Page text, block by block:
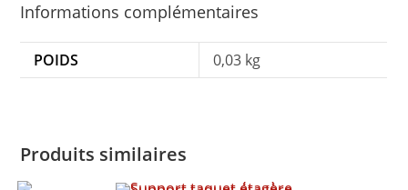
Informations complémentaires
POIDS 0,03 kg
Produits similaires